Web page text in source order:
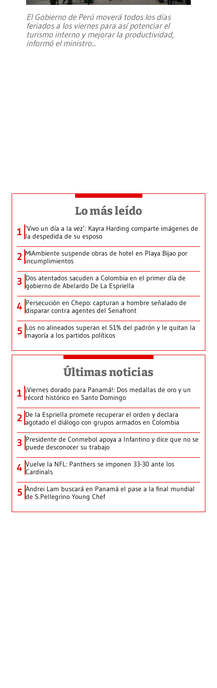
El Gobierno de Perú moverá todos los días
feriados a los viernes para así potenciar el
turismo interno y mejorar la productividad,
informó el ministro...
Lo más leído
1 ‘Vivo un día a la vez’: Kayra Harding comparte imágenes de
la despedida de su esposo
2 MiAmbiente suspende obras de hotel en Playa Bijao por
incumplimientos
3 Dos atentados sacuden a Colombia en el primer día de
gobierno de Abelardo De La Espriella
4 Persecución en Chepo: capturan a hombre señalado de
disparar contra agentes del Senafront
5 Los no alineados superan el 51% del padrón y le quitan la
mayoría a los partidos políticos
Últimas noticias
1 ¡Viernes dorado para Panamá!: Dos medallas de oro y un
récord histórico en Santo Domingo
2 De la Espriella promete recuperar el orden y declara
agotado el diálogo con grupos armados en Colombia
3 Presidente de Conmebol apoya a Infantino y dice que no se
puede desconocer su trabajo
4 Vuelve la NFL: Panthers se imponen 33-30 ante los
Cardinals
5 Andrei Lam buscará en Panamá el pase a la final mundial
de S.Pellegrino Young Chef